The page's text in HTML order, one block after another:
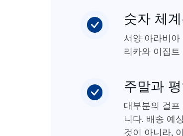
숫자 체
서양 아라비
리카와 이집
주말과
대부분의 걸
니다. 배송 예
것이 아니라,